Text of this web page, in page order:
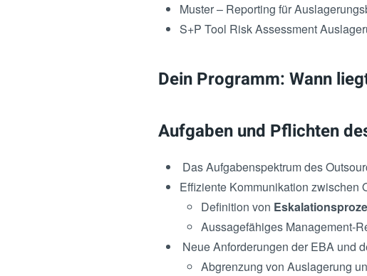
Muster – Reporting für
S+P Tool Risk Assessment
Dein Programm: Wann
Aufgaben und Pflichten
Das Aufgabenspektrum des
Effiziente Kommunikation zwischen
Definition von
Aussagefähiges Management-
Neue Anforderungen der EBA und
Abgrenzung von Auslagerung